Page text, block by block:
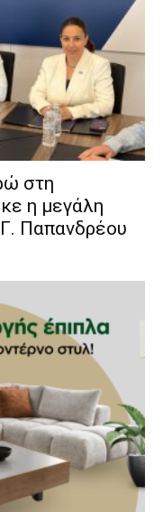
στη
η μεγάλη
Παπανδρέου